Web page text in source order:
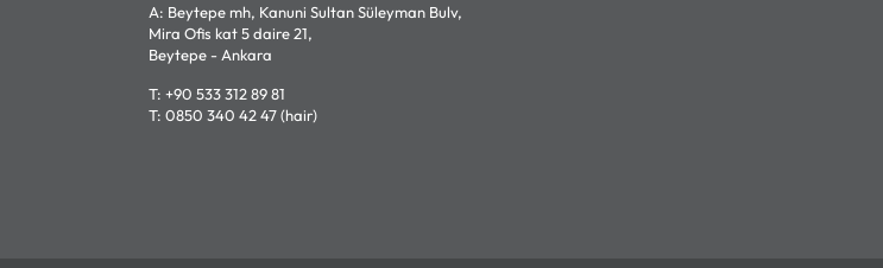
A: Beytepe mh, Kanuni Sultan Süleyman Bulv,
Mira Ofis kat 5 daire 21,
Beytepe - Ankara
T: +90 533 312 89 81
T: 0850 340 42 47 (hair)